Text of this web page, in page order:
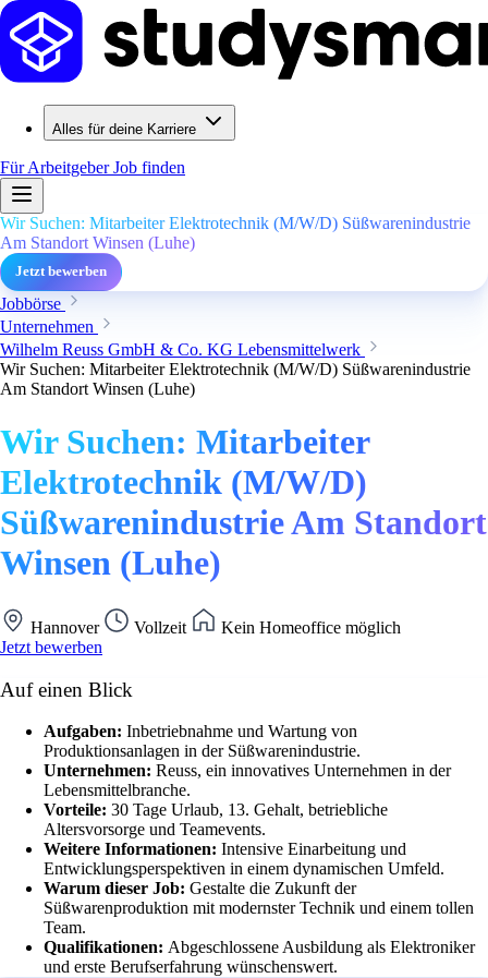
Alles für deine Karriere
Für ArbeitgeberJob finden
Wir Suchen: Mitarbeiter Elektrotechnik (M/W/D) Süßwarenindustrie
Am Standort Winsen (Luhe)
Jetzt bewerben
Jobbörse
Unternehmen
Wilhelm Reuss GmbH & Co. KG Lebensmittelwerk
Wir Suchen: Mitarbeiter Elektrotechnik (M/W/D) Süßwarenindustrie
Am Standort Winsen (Luhe)
Wir Suchen: Mitarbeiter
Elektrotechnik (M/W/D)
Süßwarenindustrie Am Standort
Winsen (Luhe)
Hannover Vollzeit
Kein Homeoffice möglich
Jetzt bewerben
Auf einen Blick
Aufgaben: Inbetriebnahme und Wartung von
Produktionsanlagen in der Süßwarenindustrie.
Unternehmen: Reuss, ein innovatives Unternehmen in der
Lebensmittelbranche.
Vorteile: 30 Tage Urlaub, 13. Gehalt, betriebliche
Altersvorsorge und Teamevents.
Weitere Informationen: Intensive Einarbeitung und
Entwicklungsperspektiven in einem dynamischen Umfeld.
Warum dieser Job: Gestalte die Zukunft der
Süßwarenproduktion mit modernster Technik und einem tollen
Team.
Qualifikationen: Abgeschlossene Ausbildung als Elektroniker
und erste Berufserfahrung wünschenswert.